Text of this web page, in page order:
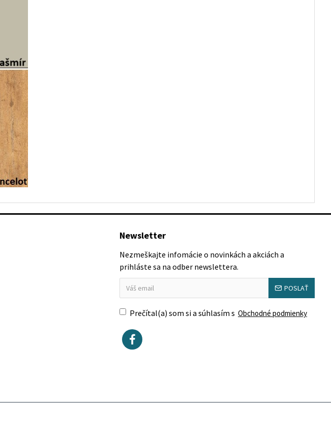
Newsletter
Nezmeškajte infomácie o novinkách a akciách a
prihláste sa na odber newslettera.
POSLAŤ
Prečítal(a) som si a súhlasím s Obchodné podmienky